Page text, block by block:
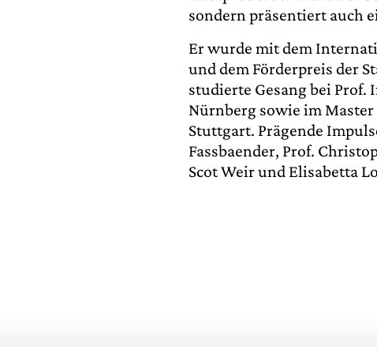
sondern präsentiert auch
Er wurde mit dem
und dem Förderpreis der
studierte Gesang bei
Nürnberg sowie im Master
Stuttgart. Prägende
Fassbaender, Prof.
Scot Weir und Elisabetta